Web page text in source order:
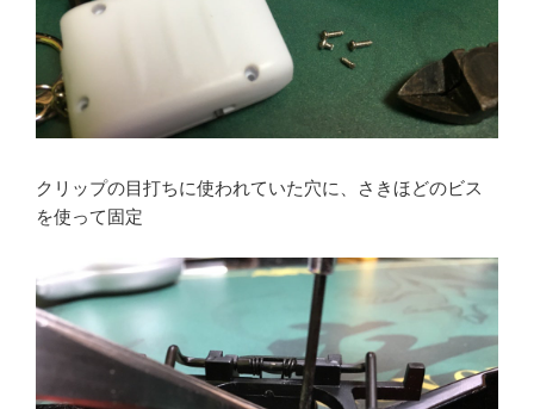
クリップの目打ちに使われていた穴に、さきほどのビス
を使って固定